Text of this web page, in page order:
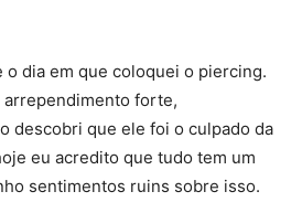
dia em que coloquei o piercing.
arrependimento forte,
descobri que ele foi o culpado da
eu acredito que tudo tem um
sentimentos ruins sobre isso.